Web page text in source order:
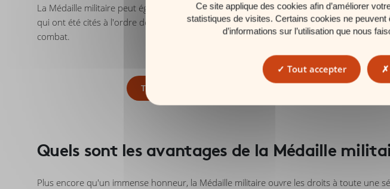
La Médaille militaire peut également être attribuée aux militaires comptant au moins
qui ont été cités à l'ordre de l'armée, quelle que soit leur ancienneté, et à ceux qui ont
combat.
TELECHARGER LE GUIDE SUR LA RMC
Quels sont les avantages de la Médaille
Plus encore qu'un immense honneur, la Médaille militaire ouvre les droits à toute une
Ce site applique des cookies afin d’améliorer
statistiques de visites. Certains cookies ne
d’informations sur l’utilisation que nous
Tout accepter